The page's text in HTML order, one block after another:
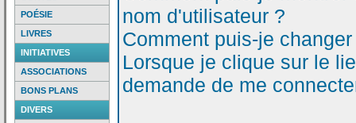
POÉSIE
LIVRES
INITIATIVES
ASSOCIATIONS
BONS PLANS
DIVERS
nom d'utilisateur ?
Comment puis-je
Lorsque je clique sur le
demande de me